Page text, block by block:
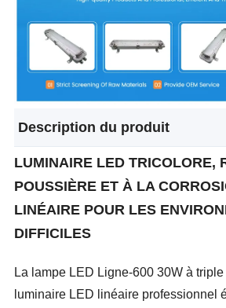
Description du produit
LUMINAIRE LED TRICOLORE,
POUSSIÈRE ET À LA
LINÉAIRE POUR LES
DIFFICILES
La lampe LED Ligne-600 30W à
luminaire LED linéaire professionnel